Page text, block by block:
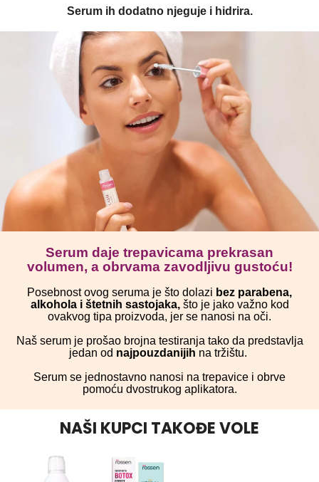
Serum ih dodatno njeguje i hidrira.
Serum daje trepavicama prekrasan
volumen, a obrvama zavodljivu gustoću!
Posebnost ovog seruma je što dolazi bez parabena,
alkohola i štetnih sastojaka,što je jako važno kod
ovakvog tipa proizvoda, jer se nanosi na oči.
Naš serum je prošao brojna testiranja tako da predstavlja
jedan od najpouzdanijih na tržištu.
Serum se jednostavno nanosi na trepavice i obrve
pomoću dvostrukog aplikatora.
NAŠI KUPCI TAKOĐE VOLE